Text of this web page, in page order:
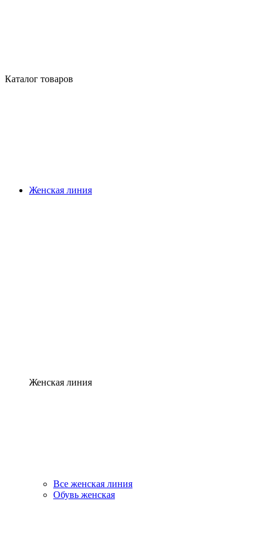
Каталог товаров
Женская линия
Женская линия
Все женская линия
Обувь женская